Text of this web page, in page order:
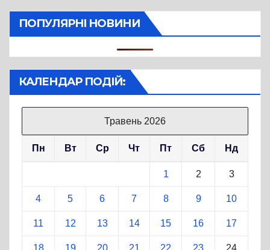
ПОПУЛЯРНІ НОВИНИ
КАЛЕНДАР ПОДІЙ:
Травень 2026
Пн Вт Ср Чт Пт Сб Нд
1 2 3
4 5 6 7 8 9 10
11 12 13 14 15 16 17
18 19 20 21 22 23 24